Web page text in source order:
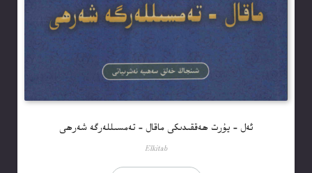
ئەل – يۇرت ھەققىدىكى ماقال – تەمسىللەرگە شەرھى
Elkitab